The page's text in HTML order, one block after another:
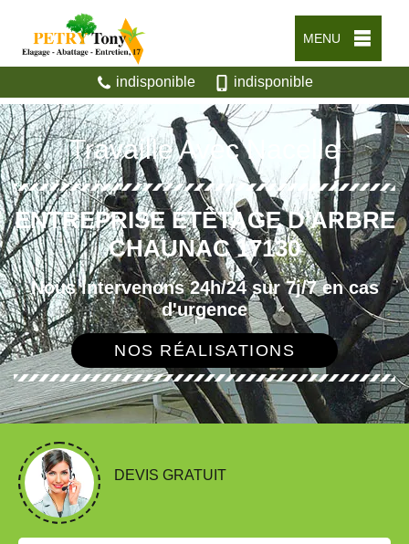
MENU
indisponible indisponible
Travaille Avec Nacelle
ENTREPRISE ÉTÊTAGE D'ARBRE
CHAUNAC 17130
Nous intervenons 24h/24 sur 7j/7 en cas
d'urgence
NOS RÉALISATIONS
DEVIS GRATUIT